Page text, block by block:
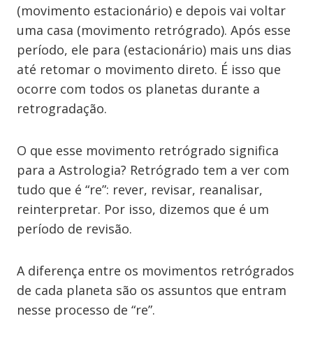
(movimento estacionário) e depois vai voltar
uma casa (movimento retrógrado). Após esse
período, ele para (estacionário) mais uns dias
até retomar o movimento direto. É isso que
ocorre com todos os planetas durante a
retrogradação.
O que esse movimento retrógrado significa
para a Astrologia? Retrógrado tem a ver com
tudo que é “re”: rever, revisar, reanalisar,
reinterpretar. Por isso, dizemos que é um
período de revisão.
A diferença entre os movimentos retrógrados
de cada planeta são os assuntos que entram
nesse processo de “re”.